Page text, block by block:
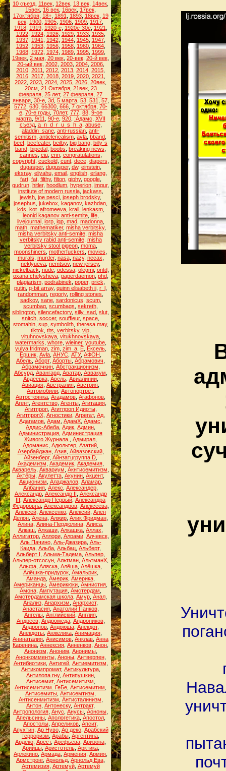
10 съезд 11век 12век 13 век 14век
15век 16 век 16век 17век
17октября, 18+, 1891 1893, 18век, 19
век 1900 1905 1906 1909 1917
1918, 1919, 1920-е, 1920е-30е, 1921
1922, 1924, 1926, 1929, 1933, 1935,
1937, 1941 1942, 1944, 1945, 1947,
1952, 1953, 1956, 1958, 1960, 1964,
1968, 1972, 1974, 1989, 1995, 1999,
19век 2 мая 20 век 20-век 20-й век
20-ый век, 2002, 2003, 2004, 2006,
2010 2011 2012 2013 2014 2015
2016, 2017, 2018, 2019, 2020, 2021
2022 2023 2024 2025 2026 20век
20см 21 Октября, 21век, 23
февраля 25 лет, 27 февраля 27
января, 30-е, 3d, 5 марта, 53, 531 57,
5772, 630, 66300, 666, 7 октября, 70-
е, 70-е годы, 70лет, 777, 88, 9-ое
марта, 9/11 90-е, 920, :Адамс XVII
съезд, a_n_d_r_u_s_h_a, abuse,
aladdin_sane anti-russian anti-
semitism anticlericalism avla bband
beef beefeater, beilby, big bang billy`s
band bipedal boobs breaking news
cannes ciu, cnn, congratulations
copyright, cuckold, cunt, dece, diapers
dugasper, dugusper, dw, einstein,
eksray, eliyahu, email, english, erlang,
fart, fat, filthy, filton, giphy, google,
gudrun hitler, hoodlum hyperion imgur,
institute of modern russia, jackass
jewish joe pesci joseph brodsky,
josephus jukebox kaganov, kazhdan
kds kot_afromeeva, krall, lenkasm,
leonid kaganov anti-semite, life,
livejournal, lorp, lqp, mad, madonna,
math mathematiker, misha verbitsky,
misha verbitsky anti-semite misha
verbitsky rabid anti-semite, misha
verbitsky stool pigeon, moma,
moonshiners motherfuckers movies
murals murder, nasa, nazy, necax
neklyueva nemtsov, new jersey,
nickelback nude, odessa, olegmi, ontd,
oxana chelysheva, paperdaemon, phd,
plagiarism, podrabinek poper, prick
putin q-bit array, quinn elisabeth ii r_l
randomman regoriy, rolling stones
sadkov, sane, sardonicus scum,
scumbag scumbags sekreth
siblington silencefactory, silly_sad slut
snitch soccer, souffleur, space
stomahin, sup, symbolith, theresa may,
tiktok tits verbitsky, vip,
vituhnovskaya, vitukhnovskaya,
watermarks whore, wieiner, youtube,
yulya fridman, zim, zim_a, Ё, Ёксель,
Ёршик Аvla АНУС АТУ, АФОН
Абель Аборт, Аборты Абрамович
Абрамочкин, Абстракционизм
Абсурд, Авангард, Аватар, Аввакум
Авдеевка, Авель, Авиалинии,
Авиация Австралия Австрия
Автомобили Автопортрет,
Автостоянка Агадамов Агафонов
Агент, Агентство, Агенты, Агитация,
Агитпроп, Агитпроп Идиоты,
АгитпропХ, Агностики, Агрегат, Ад,
Адагамов Адам АдамХ Адамс
Аддис-Абеба Адик Админ
Администрация Администрация
Живого Журнала.
Адмирал
Адоманис Адюльтер Азатий
Азербайджан, Азия, Айвазовский,
Айзенберг, Айнзатцгруппа D
Академизм Академик, Академия,
Акварель Аквариум Акнтисемитизм
Актёры Акулетта Акунин Акцент,
Акционизм Аладжалов, Аламар,
Албания Алекс Александер
Александр, Александр II Александр
III Александр Первый Александра
Фёдоровна, Александров, Алексеева,
Алексей Алексенко Алексий Ален
Делон Алена Алжир Алик Фридман
Алина Алина-Пердюлина Алиса
Алкаш Алкаши Алкашка Аллах
Аллигатор, Аллори, Алрами, Алчевск,
Аль Пачино, Аль-Джазира, Аль-
Каида Альба Альбац Альберт,
Альберт I Альма-Тадема Альпер
Альпер-отсосун Альтман АльтманХ
Альфа Аляска Алёша Алёшка
Алёшка-придурок, Амальрик,
Аманда Америк Америка
Американцы Америкюки Амнистия
Амона Ампутация Амстердам
Амстердамская школа, Амур, Анал,
Анализ Анархизм Анархист,
Анастасия, Анатолий Панков,
Ангелы, Английский, Англия,
Андреев, Андромеда, Андроников,
Андропов Андрюша Анекдот,
Анекдоты Анжелика Анимация
Анинаталия Анисимов Анклав Анна
Каренина Аннексия Анненков Анон
Анонизм Аноним Анонимы,
Анонкомменты, Аноны, Антверпен,
Антибиотики, Антигей, Антиемитизм
Антикомпромат, Антикультура,
Антилопа гну, Антипушкин,
Антисемит, Антисемитизм
Антисемитизм. ГеБе Антисемитим
Антисемиты Антисемтизм
Антисенмитизм Антисталинизм
Антон Антонеску, Антракт,
Антропология Анус Анусы Аононы
Апельсины, Апологетика, Апостол,
Апостолы Апреликов Апсит,
Апухтин, Ар Нуво, Ар деко, Арабский
терроризм Арабы Аргентина
Ардеко Арест, Арефьева Аризона
Арийцы, Аристотель, Арктика,
Арлекино Армада Армения Армия
Армстронг, Арнольд Арнольд Ева
Артемизия, Артемуй, Артемуй